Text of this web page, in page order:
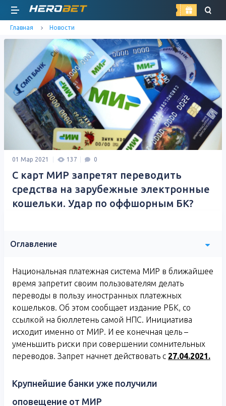
найти
Главная Новости
01 Мар 2021 137 0
С карт МИР запретят переводить
средства на зарубежные электронные
кошельки. Удар по оффшорным БК?
Оглавление
Национальная платежная система МИР в ближайшее
время запретит своим пользователям делать
переводы в пользу иностранных платежных
кошельков. Об этом сообщает издание РБК, со
ссылкой на бюллетень самой НПС. Инициатива
исходит именно от МИР. И ее конечная цель –
уменьшить риски при совершении сомнительных
переводов. Запрет начнет действовать с 27.04.2021.
Крупнейшие банки уже получили
оповещение от МИР